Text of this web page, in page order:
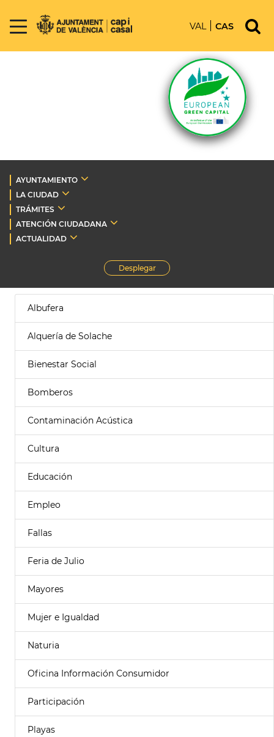
VAL CAS
AYUNTAMIENTO
LA CIUDAD
TRÁMITES
ATENCIÓN CIUDADANA
ACTUALIDAD
Desplegar
Albufera
Alquería de Solache
Bienestar Social
Bomberos
Contaminación Acústica
Cultura
Educación
Empleo
Fallas
Feria de Julio
Mayores
Mujer e Igualdad
Naturia
Oficina Información Consumidor
Participación
Playas